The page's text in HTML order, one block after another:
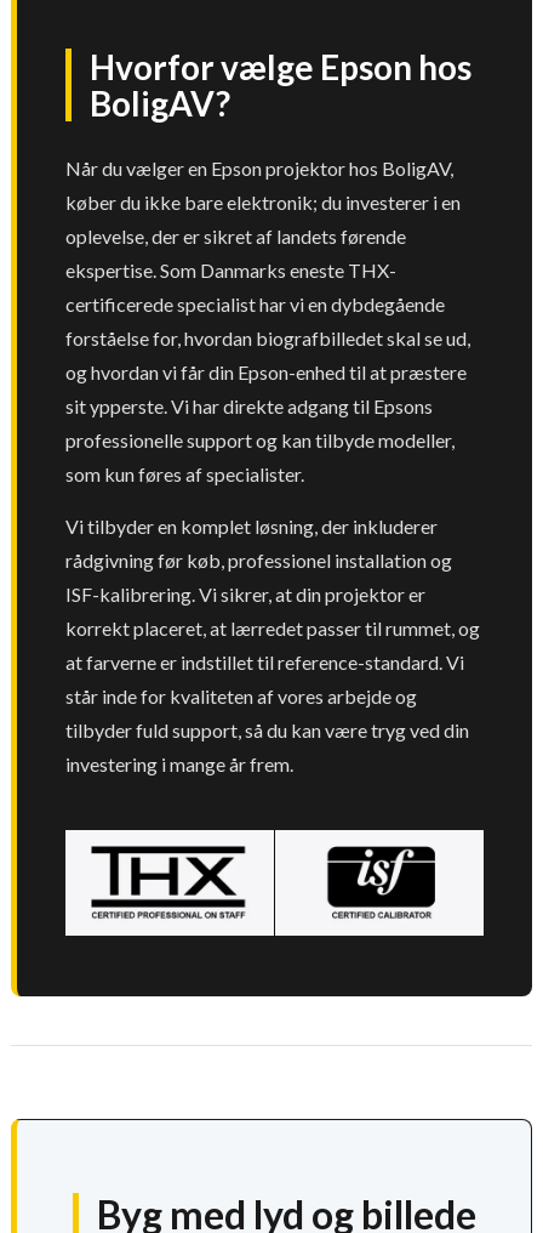
Hvorfor vælge Epson hos
BoligAV?
Når du vælger en Epson projektor hos BoligAV,
køber du ikke bare elektronik; du investerer i en
oplevelse, der er sikret af landets førende
ekspertise. Som Danmarks eneste THX-
certificerede specialist har vi en dybdegående
forståelse for, hvordan biografbilledet skal se ud,
og hvordan vi får din Epson-enhed til at præstere
sit ypperste. Vi har direkte adgang til Epsons
professionelle support og kan tilbyde modeller,
som kun føres af specialister.
Vi tilbyder en komplet løsning, der inkluderer
rådgivning før køb, professionel installation og
ISF-kalibrering. Vi sikrer, at din projektor er
korrekt placeret, at lærredet passer til rummet, og
at farverne er indstillet til reference-standard. Vi
står inde for kvaliteten af vores arbejde og
tilbyder fuld support, så du kan være tryg ved din
investering i mange år frem.
Byg med lyd og billede